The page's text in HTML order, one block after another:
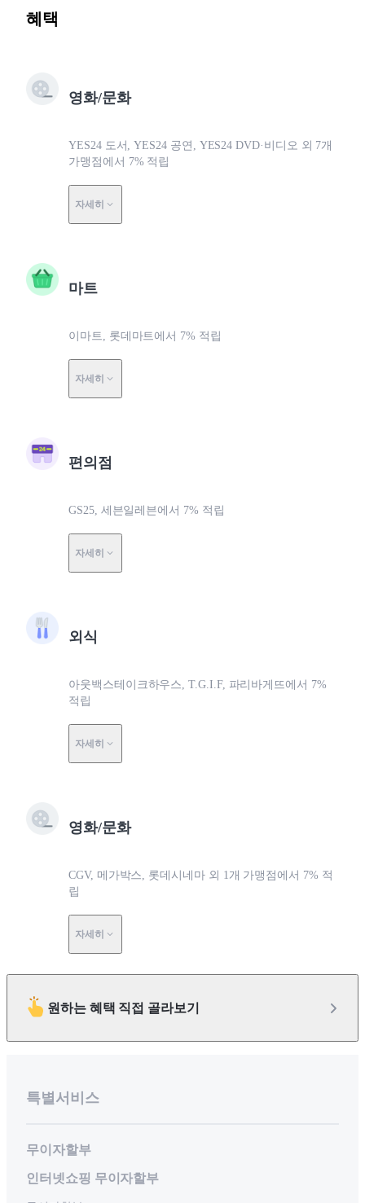
혜택
영화/문화
YES24 도서, YES24 공연, YES24 DVD·비디오 외 7개
가맹점에서 7% 적립
자세히
마트
이마트, 롯데마트에서 7% 적립
자세히
편의점
GS25, 세븐일레븐에서 7% 적립
자세히
외식
아웃백스테이크하우스, T.G.I.F, 파리바게뜨에서 7%
적립
자세히
영화/문화
CGV, 메가박스, 롯데시네마 외 1개 가맹점에서 7% 적
립
자세히
원하는 혜택 직접 골라보기
특별서비스
무이자할부
인터넷쇼핑 무이자할부